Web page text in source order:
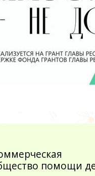
помощи